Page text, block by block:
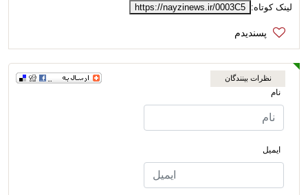
لینک کوتاه: https://nayzinews.ir/0003C5
نظرات بینندگان
نام
ایمیل